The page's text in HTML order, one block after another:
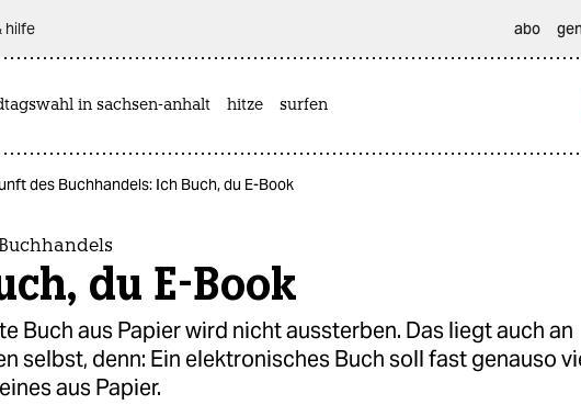
hilfe abo
in sachsen-anhalt hitze surfen
des Buchhandels: Ich Buch, du E-Book
du E-Book
Buch aus Papier wird nicht aussterben. Das liegt auch an
selbst, denn: Ein elektronisches Buch soll fast genauso
aus Papier.